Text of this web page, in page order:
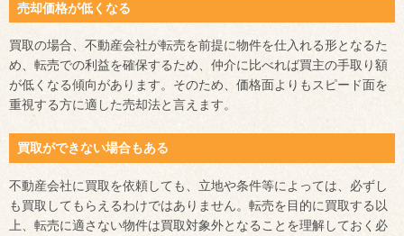
売却価格が低くなる
買取の場合、不動産会社が転売を前提に物件を仕入れる形となるた
め、転売での利益を確保するため、仲介に比べれば買主の手取り額
が低くなる傾向があります。そのため、価格面よりもスピード面を
重視する方に適した売却法と言えます。
買取ができない場合もある
不動産会社に買取を依頼しても、立地や条件等によっては、必ずし
も買取してもらえるわけではありません。転売を目的に買取する以
上、転売に適さない物件は買取対象外となることを理解しておく必